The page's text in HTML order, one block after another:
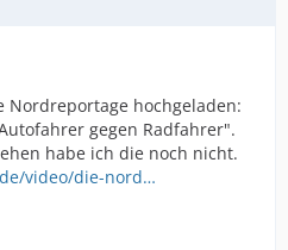
Nordreportage hochgeladen:
gegen Radfahrer".
habe ich die noch nicht.
video/die-nord…